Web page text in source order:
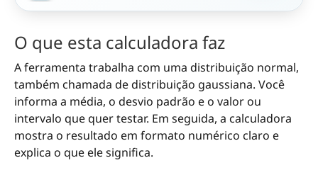
O que esta calculadora faz
A ferramenta trabalha com uma distribuição normal,
também chamada de distribuição gaussiana. Você
informa a média, o desvio padrão e o valor ou
intervalo que quer testar. Em seguida, a calculadora
mostra o resultado em formato numérico claro e
explica o que ele significa.